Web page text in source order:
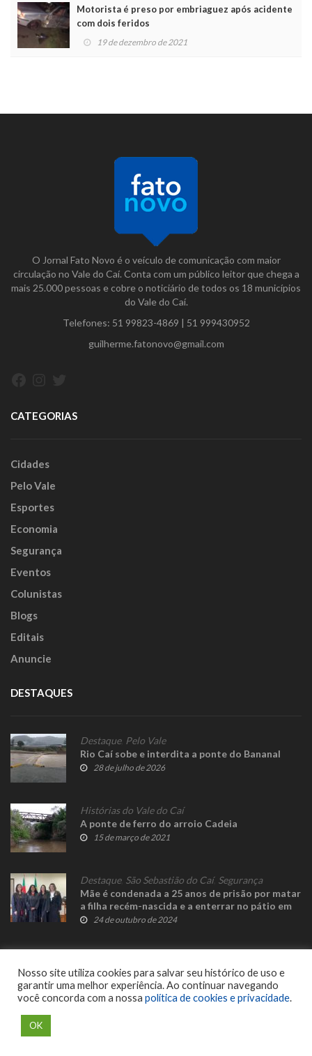
Motorista é preso por embriaguez após acidente
com dois feridos
19 de dezembro de 2021
O Jornal Fato Novo é o veículo de comunicação com maior
circulação no Vale do Caí. Conta com um público leitor que chega a
mais 25.000 pessoas e cobre o noticiário de todos os 18 municípios
do Vale do Caí.
Telefones: 51 99823-4869 | 51 999430952
guilherme.fatonovo@gmail.com
CATEGORIAS
Cidades
Pelo Vale
Esportes
Economia
Segurança
Eventos
Colunistas
Blogs
Editais
Anuncie
DESTAQUES
Destaque, Pelo Vale
Rio Caí sobe e interdita a ponte do Bananal
28 de julho de 2026
Histórias do Vale do Caí
A ponte de ferro do arroio Cadeia
15 de março de 2021
Destaque, São Sebastião do Caí, Segurança
Mãe é condenada a 25 anos de prisão por matar
a filha recém-nascida e a enterrar no pátio em
São Sebastião do Caí
24 de outubro de 2024
Nosso site utiliza cookies para salvar seu histórico de uso e
garantir uma melhor experiência. Ao continuar navegando
você concorda com a nossa política de cookies e privacidade.
OK